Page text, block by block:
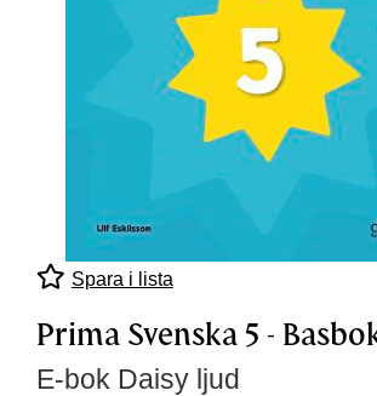
Spara i lista
Prima Svenska 5 -
E-bok Daisy ljud